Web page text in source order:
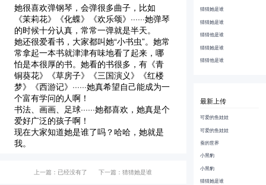
她很喜欢弹钢琴，会弹很多曲子，比如
《茉莉花》《化蝶》《欢乐颂》······她弹琴
的时候十分认真，常常一弹就是半天。
她还很爱看书，大家都叫她“小书虫”。她常
常拿起一本书就津津有味地看了起来，哪
怕是本很厚的书。她看的书很多，有《青
铜葵花》《草房子》《三国演义》《红楼
梦》《西游记》······她真希望自己能成为一
个富有学问的人啊！
书法、画画、足球······她都喜欢，她真是个
爱好广泛的孩子啊！
现在大家知道她是谁了吗？哈哈，她就是
我。
上一篇：已经没有了 下一篇：猜猜她是谁
猜猜她是谁
猜猜她是谁
猜猜他是谁
猜猜她是谁
猜猜他是谁
最新上传
可爱的鱼娃娃
可爱的鱼娃娃
蚕的世界
小黑豹
小黑豹
猜猜她是谁